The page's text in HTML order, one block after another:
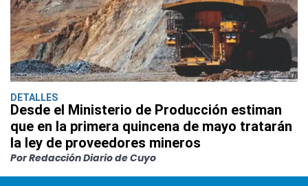
DETALLES
Desde el Ministerio de Producción estiman
que en la primera quincena de mayo tratarán
la ley de proveedores mineros
Por Redacción Diario de Cuyo